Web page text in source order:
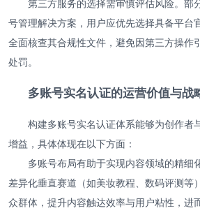
号管理解决方案，用户应优先选择具备平台
全面核查其合规性文件，避免因第三方操作
处罚。
多账号实名认证的运营价值与战
构建多账号实名认证体系能够为创作者
增益，具体体现在以下方面：
多账号布局有助于实现内容领域的精细
差异化垂直赛道（如美妆教程、数码评测等
众群体，提升内容触达效率与用户粘性，进